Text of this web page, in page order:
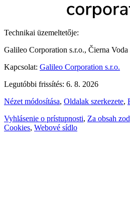
Technikai üzemeltetője:
Galileo Corporation s.r.o., Čierna
Kapcsolat: Galileo Corporation s.r.o.
Legutóbbi frissítés: 6. 8. 2026
Nézet módosítása, Oldalak szerkezete,
Vyhlásenie o prístupnosti, Za obsah
Cookies, Webové sídlo